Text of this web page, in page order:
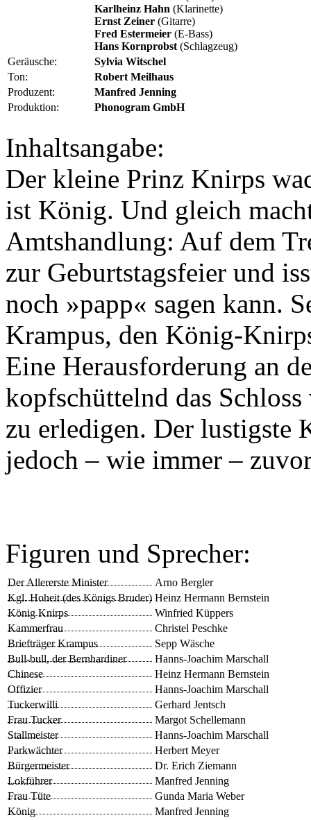
Karlheinz Hahn (Klarinette)
Ernst Zeiner (Gitarre)
Fred Estermeier (E-Bass)
Hans Kornprobst (Schlagzeug)
Geräusche:
Sylvia Witschel
Ton:
Robert Meilhaus
Produzent:
Manfred Jenning
Produktion:
Phonogram GmbH
Inhaltsangabe:
Der kleine Prinz Knirps
ist König. Und gleich
Amtshandlung: Auf dem
zur Geburtstagsfeier und
noch »papp« sagen kann.
Krampus, den König-
Eine Herausforderung an
kopfschüttelnd das
zu erledigen. Der lustigste
jedoch – wie immer –
Figuren und Sprecher:
Der Allererste Minister
Arno Bergler
Kgl. Hoheit (des Königs Bruder) Heinz Hermann Bernstein
König Knirps
Winfried Küppers
Kammerfrau
Christel Peschke
Briefträger Krampus
Sepp Wäsche
Bull-bull, der Bernhardiner
Hanns-Joachim Marschall
Chinese
Heinz Hermann Bernstein
Offizier
Hanns-Joachim Marschall
Tuckerwilli
Gerhard Jentsch
Frau Tucker
Margot Schellemann
Stallmeister
Hanns-Joachim Marschall
Parkwächter
Herbert Meyer
Bürgermeister
Dr. Erich Ziemann
Lokführer
Manfred Jenning
Frau Tüte
Gunda Maria Weber
König
Manfred Jenning